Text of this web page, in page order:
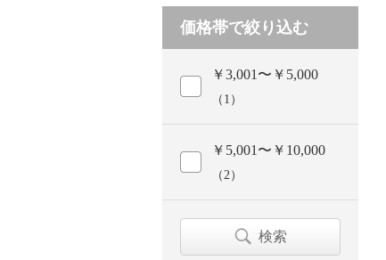
価格帯で絞り込む
￥3,001〜￥5,000
（1）
￥5,001〜￥10,000
（2）
検索